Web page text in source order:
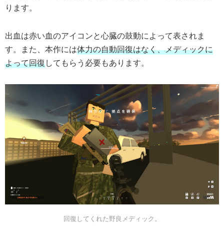
ります。
出血は赤い血のアイコンと心臓の鼓動によって表されま
す。また、本作には体力の自動回復はなく、メディックに
よって回復してもらう必要もあります。
回復してくれた野良メディック。